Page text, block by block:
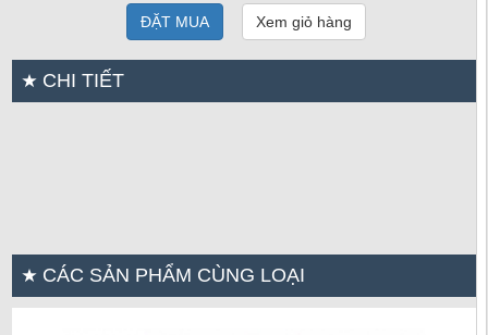
ĐẶT MUA Xem giỏ hàng
CHI TIẾT
CÁC SẢN PHẨM CÙNG LOẠI